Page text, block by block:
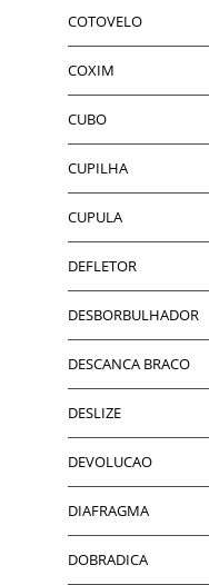
COTOVELO
COXIM
CUBO
CUPILHA
CUPULA
DEFLETOR
DESBORBULHADOR
DESCANCA BRACO
DESLIZE
DEVOLUCAO
DIAFRAGMA
DOBRADICA